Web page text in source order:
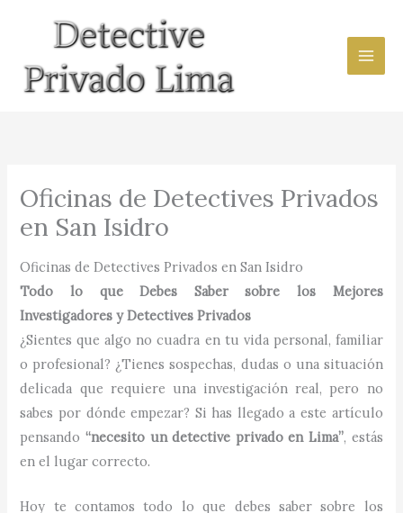
contenido
Oficinas de Detectives Privados
en San Isidro
Oficinas de Detectives Privados en San Isidro
Todo lo que Debes Saber sobre los Mejores
Investigadores y Detectives Privados
¿Sientes que algo no cuadra en tu vida personal, familiar
o profesional? ¿Tienes sospechas, dudas o una situación
delicada que requiere una investigación real, pero no
sabes por dónde empezar? Si has llegado a este artículo
pensando“necesito un detective privado en Lima”, estás
en el lugar correcto.
Hoy te contamos todo lo que debes saber sobre los